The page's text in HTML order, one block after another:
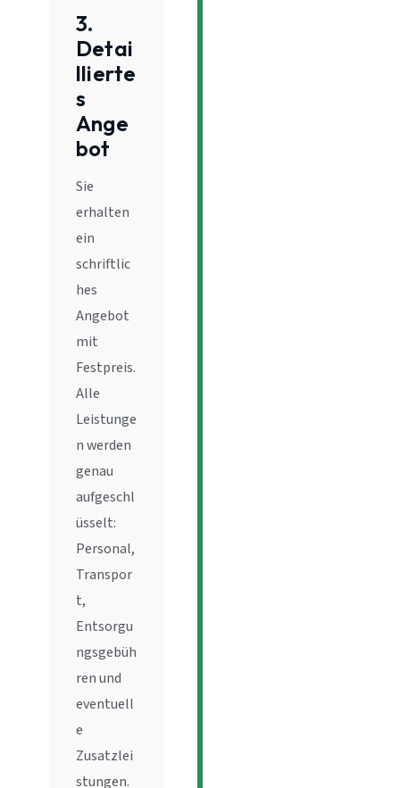
3.
Detai
llierte
s
Ange
bot
Sie
erhalten
ein
schriftlic
hes
Angebot
mit
Festpreis.
Alle
Leistunge
n werden
genau
aufgeschl
üsselt:
Personal,
Transpor
t,
Entsorgu
ngsgebüh
ren und
eventuell
e
Zusatzlei
stungen.